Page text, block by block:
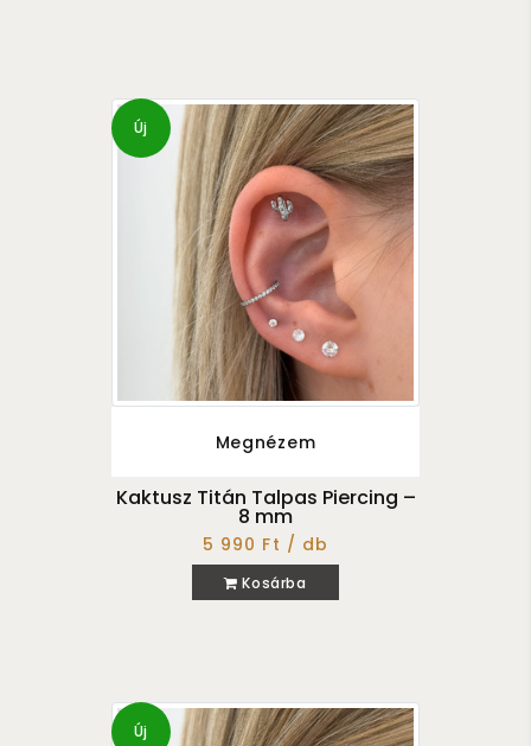
Új
Megnézem
Kaktusz Titán Talpas Piercing –
8 mm
5 990 Ft / db
Kosárba
Új